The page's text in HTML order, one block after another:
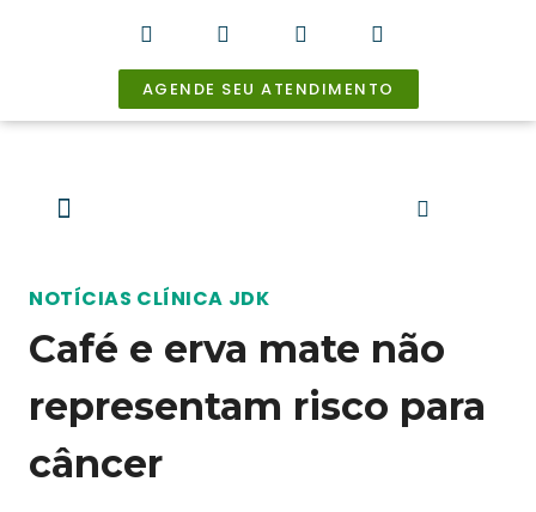
AGENDE SEU ATENDIMENTO
NOTÍCIAS CLÍNICA JDK
Café e erva mate não
representam risco para
câncer